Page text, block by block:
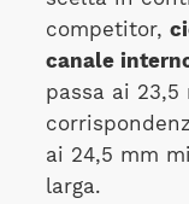
competitor,
canale
passa ai
ai 24,5 mm
larga.